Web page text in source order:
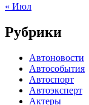
« Июл
Рубрики
Автоновости
Автособытия
Автоспорт
Автоэксперт
Актеры